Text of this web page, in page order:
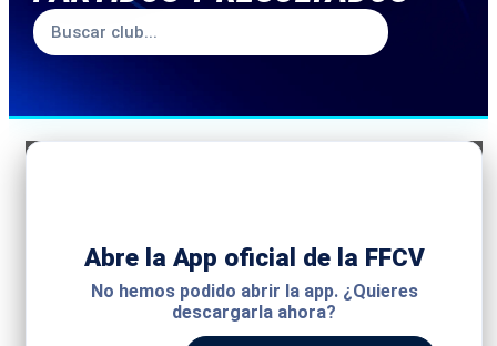
Abre la App oficial de la FFCV
No hemos podido abrir la app. ¿Quieres
descargarla ahora?
MODALIDAD
COMPETICIÓN